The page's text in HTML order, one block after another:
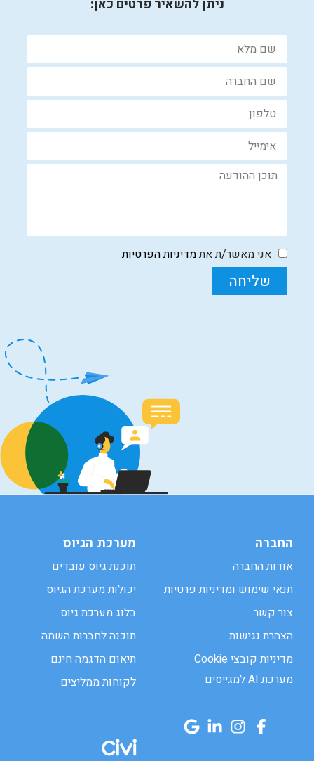
ניתן להשאיר פרטים כאן:
אני מאשר/ת אתמדיניות הפרטיות
שליחה
החברה
אודות החברה
תנאי שימוש ומדיניות פרטיות
צור קשר
הצהרת נגישות
מדיניות קובצי Cookie
מערכת AI למגייסים
מערכת הגיוס
תוכנת גיוס עובדים
יכולות מערכת הגיוס
בלוג מערכת גיוס
תוכנה לחברות השמה
תיאום הדגמה חינם
לקוחות ממליצים